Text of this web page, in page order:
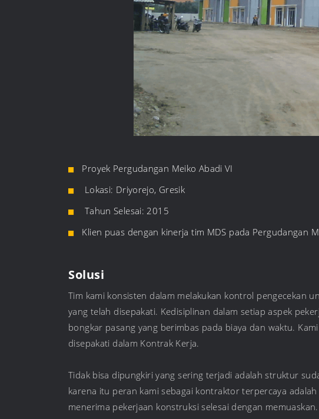
Proyek Pergudangan Meiko Abadi VI
Lokasi: Driyorejo, Gresik
Tahun Selesai: 2015
Klien puas dengan kinerja tim MDS pada Pergudangan
Solusi
Tim kami konsisten dalam melakukan kontrol pengecekan
yang telah disepakati. Kedisiplinan dalam setiap aspek
bongkar pasang yang berimbas pada biaya dan waktu.
disepakati dalam Kontrak Kerja.
Tidak bisa dipungkiri yang sering terjadi adalah struktur
karena itu peran kami sebagai kontraktor terpercaya
menerima pekerjaan konstruksi selesai dengan memuaskan.